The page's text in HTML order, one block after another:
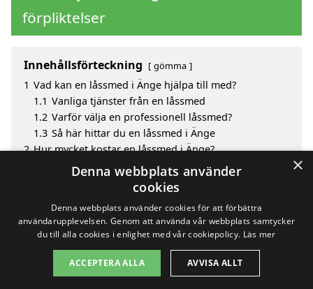
förpliktelser
Innehållsförteckning gömma
1 Vad kan en låssmed i Änge hjälpa till med?
1.1 Vanliga tjänster från en låssmed
1.2 Varför välja en professionell låssmed?
1.3 Så här hittar du en låssmed i Änge
2 Hur mycket kostar en låssmed i Änge?
Fördelar med att välja låssmed i Änge
Sök efter en skicklig låssmed i de omgivande
Copyright 2026 - Pilanto Aps
Om / kontakt Blogg Webbplatskarta Villkor
×
Denna webbplats använder
cookies
Denna webbplats använder cookies för att förbättra
användarupplevelsen. Genom att använda vår webbplats samtycker
du till alla cookies i enlighet med vår cookiepolicy. Läs mer
ACCEPTERA ALLA AVVISA ALLT